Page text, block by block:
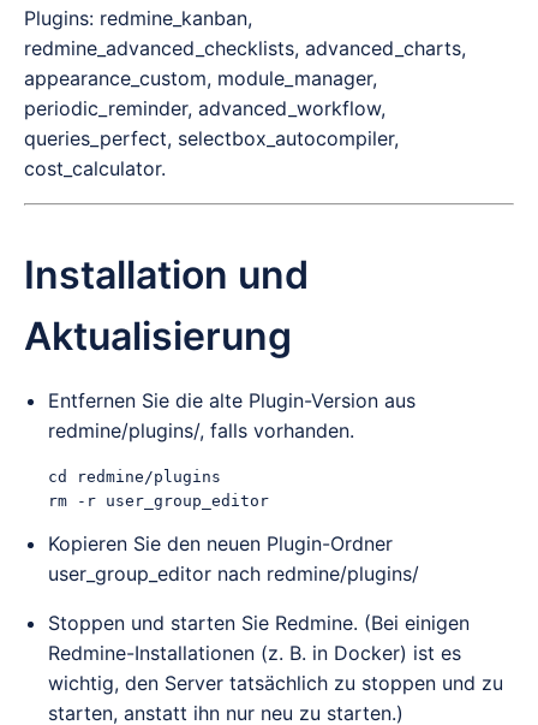
Plugins: redmine_kanban,
redmine_advanced_checklists, advanced_charts,
appearance_custom, module_manager,
periodic_reminder, advanced_workflow,
queries_perfect, selectbox_autocompiler,
cost_calculator.
Installation und
Aktualisierung
Entfernen Sie die alte Plugin-Version aus
redmine/plugins/, falls vorhanden.
cd redmine/plugins
Kopieren Sie den neuen Plugin-Ordner
user_group_editor nach redmine/plugins/
Stoppen und starten Sie Redmine. (Bei einigen
Redmine-Installationen (z. B. in Docker) ist es
wichtig, den Server tatsächlich zu stoppen und zu
starten, anstatt ihn nur neu zu starten.)